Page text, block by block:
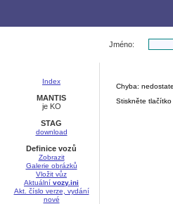
Index
MANTIS
je KO
STAG
download
Definice vozů
Zobrazit
Galerie obrázků
Vložit vůz
Aktuální vozy.ini
Akt. číslo verze, vydání
nové
Jméno:
Chyba:
Stiskněte